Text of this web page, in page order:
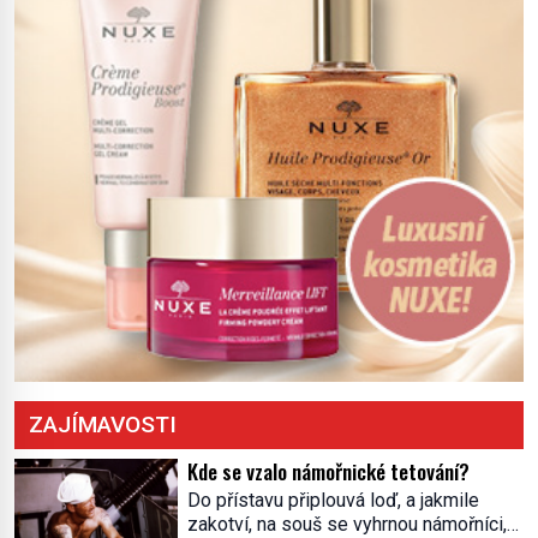
severní hranici. Na […]
ZAJÍMAVOSTI
Kde se vzalo námořnické tetování?
Do přístavu připlouvá loď, a jakmile
zakotví, na souš se vyhrnou námořníci,